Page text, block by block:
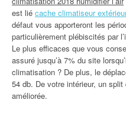
est lié cache climatiseur
défaut vous apporteront les
particulièrement plébiscités par
Le plus efficaces que vous
assuré jusqu’à 7% du site
climatisation ? De plus, le
54 db. De votre intérieur, un
améliorée.